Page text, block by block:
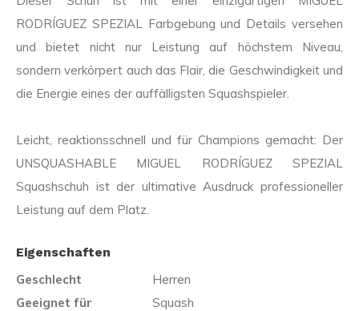
RODRÍGUEZ SPEZIAL Farbgebung und Details versehen
und bietet nicht nur Leistung auf höchstem Niveau,
sondern verkörpert auch das Flair, die Geschwindigkeit und
die Energie eines der auffälligsten Squashspieler.
Leicht, reaktionsschnell und für Champions gemacht: Der
UNSQUASHABLE MIGUEL RODRÍGUEZ SPEZIAL
Squashschuh ist der ultimative Ausdruck professioneller
Leistung auf dem Platz.
Eigenschaften
Geschlecht
Herren
Geeignet für
Squash